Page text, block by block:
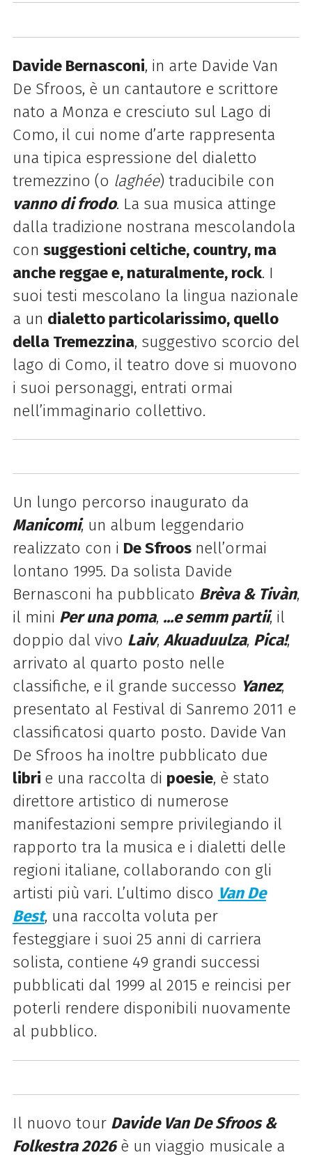
Davide Bernasconi, in arte Davide Van
De Sfroos, è un cantautore e scrittore
nato a Monza e cresciuto sul Lago di
Como, il cui nome d’arte rappresenta
una tipica espressione del dialetto
tremezzino (o laghée) traducibile con
vanno di frodo. La sua musica attinge
dalla tradizione nostrana mescolandola
con suggestioni celtiche, country, ma
anche reggae e, naturalmente, rock. I
suoi testi mescolano la lingua nazionale
a un dialetto particolarissimo, quello
della Tremezzina, suggestivo scorcio del
lago di Como, il teatro dove si muovono
i suoi personaggi, entrati ormai
nell’immaginario collettivo.
Un lungo percorso inaugurato da
Manicomi, un album leggendario
realizzato con i DeSfroos nell’ormai
lontano 1995. Da solista Davide
Bernasconi ha pubblicato Brèva & Tivàn,
il mini Per una poma, ...e semm partii, il
doppio dal vivo Laiv, Akuaduulza, Pica!,
arrivato al quarto posto nelle
classifiche, e il grande successo Yanez,
presentato al Festival di Sanremo 2011 e
classificatosi quarto posto. Davide Van
De Sfroos ha inoltre pubblicato due
libri e una raccolta di poesie, è stato
direttore artistico di numerose
manifestazioni sempre privilegiando il
rapporto tra la musica e i dialetti delle
regioni italiane, collaborando con gli
artisti più vari. L’ultimo disco Van De
Best, una raccolta voluta per
festeggiare i suoi 25 anni di carriera
solista, contiene 49 grandi successi
pubblicati dal 1999 al 2015 e reincisi per
poterli rendere disponibili nuovamente
al pubblico.
Il nuovo tour Davide Van De Sfroos&
Folkestra 2026è un viaggio musicale a